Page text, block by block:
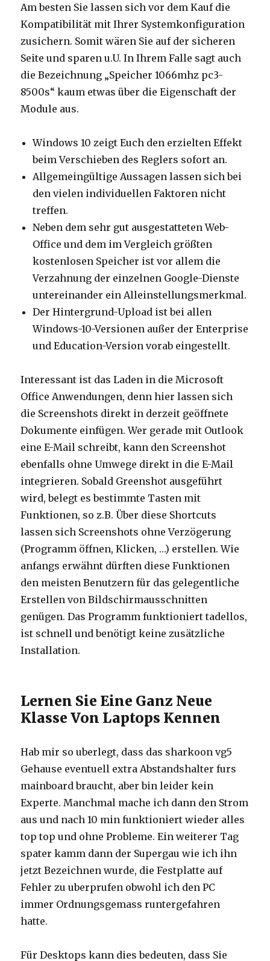
Am besten Sie lassen sich vor dem Kauf die
Kompatibilität mit Ihrer Systemkonfiguration
zusichern. Somit wären Sie auf der sicheren
Seite und sparen u.U. In Ihrem Falle sagt auch
die Bezeichnung „Speicher 1066mhz pc3-
8500s“ kaum etwas über die Eigenschaft der
Module aus.
Windows 10 zeigt Euch den erzielten Effekt
beim Verschieben des Reglers sofort an.
Allgemeingültige Aussagen lassen sich bei
den vielen individuellen Faktoren nicht
treffen.
Neben dem sehr gut ausgestatteten Web-
Office und dem im Vergleich größten
kostenlosen Speicher ist vor allem die
Verzahnung der einzelnen Google-Dienste
untereinander ein Alleinstellungsmerkmal.
Der Hintergrund-Upload ist bei allen
Windows-10-Versionen außer der Enterprise
und Education-Version vorab eingestellt.
Interessant ist das Laden in die Microsoft
Office Anwendungen, denn hier lassen sich
die Screenshots direkt in derzeit geöffnete
Dokumente einfügen. Wer gerade mit Outlook
eine E-Mail schreibt, kann den Screenshot
ebenfalls ohne Umwege direkt in die E-Mail
integrieren. Sobald Greenshot ausgeführt
wird, belegt es bestimmte Tasten mit
Funktionen, so z.B. Über diese Shortcuts
lassen sich Screenshots ohne Verzögerung
(Programm öffnen, Klicken, …) erstellen. Wie
anfangs erwähnt dürften diese Funktionen
den meisten Benutzern für das gelegentliche
Erstellen von Bildschirmausschnitten
genügen. Das Programm funktioniert tadellos,
ist schnell und benötigt keine zusätzliche
Installation.
Lernen Sie Eine Ganz Neue
Klasse Von Laptops Kennen
Hab mir so uberlegt, dass das sharkoon vg5
Gehause eventuell extra Abstandshalter furs
mainboard braucht, aber bin leider kein
Experte. Manchmal mache ich dann den Strom
aus und nach 10 min funktioniert wieder alles
top top und ohne Probleme. Ein weiterer Tag
spater kamm dann der Supergau wie ich ihn
jetzt Bezeichnen wurde, die Festplatte auf
Fehler zu uberprufen obwohl ich den PC
immer Ordnungsgemass runtergefahren
hatte.
Für Desktops kann dies bedeuten, dass Sie